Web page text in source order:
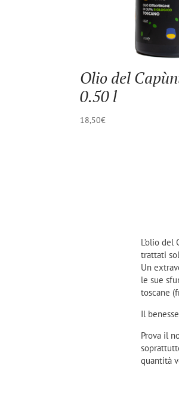
Olio del
0.50 l
18,50€
L’olio
trattati
Un
le sue
toscane
Il
Prova il
quantità